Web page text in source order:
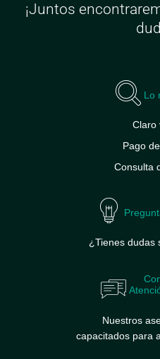
¡Juntos
Lo
Claro
Pago
Consulta
¿Tienes dudas
Nuestros
capacitados para